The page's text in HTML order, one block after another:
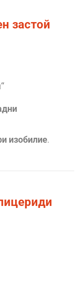
застой
изобилие.